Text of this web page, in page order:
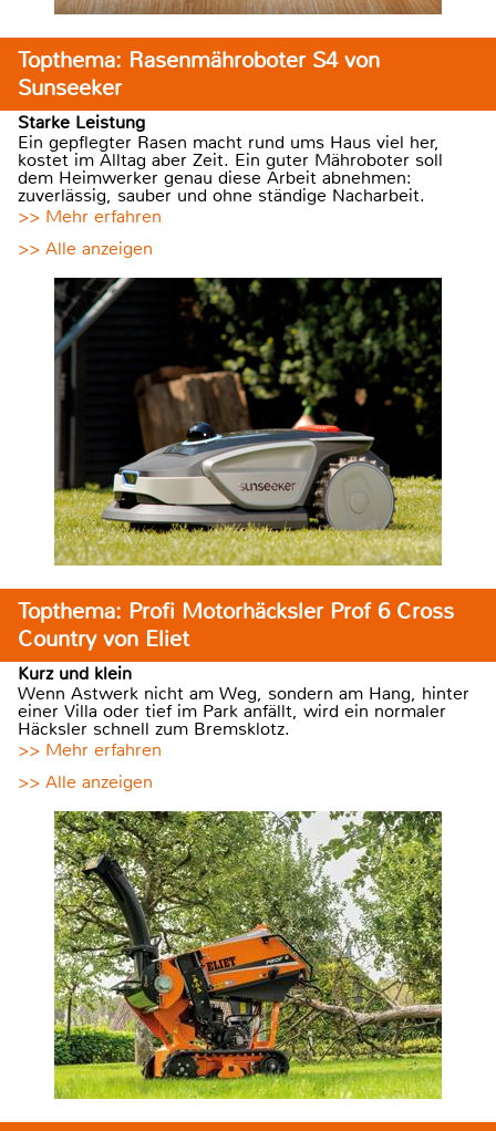
Topthema: Rasenmähroboter S4 von
Sunseeker
Starke Leistung
Ein gepflegter Rasen macht rund ums Haus viel her,
kostet im Alltag aber Zeit. Ein guter Mähroboter soll
dem Heimwerker genau diese Arbeit abnehmen:
zuverlässig, sauber und ohne ständige Nacharbeit.
>> Mehr erfahren
>> Alle anzeigen
Topthema: Profi Motorhäcksler Prof 6 Cross
Country von Eliet
Kurz und klein
Wenn Astwerk nicht am Weg, sondern am Hang, hinter
einer Villa oder tief im Park anfällt, wird ein normaler
Häcksler schnell zum Bremsklotz.
>> Mehr erfahren
>> Alle anzeigen